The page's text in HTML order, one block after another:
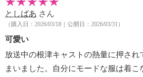
としばあ さん
（購入日：2026/03/18｜公開日：2026/03/31）
可愛い
放送中の根津キャストの熱量に押され
まいました。自分にモードな服は着こ